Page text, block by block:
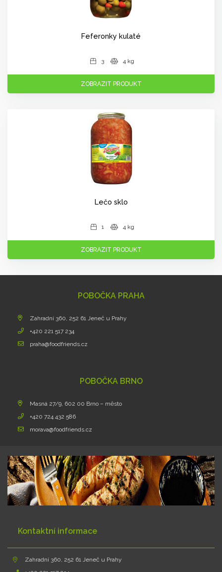
Feferonky kulaté
3 4 kg
ZOBRAZIT PRODUKT
Lečo sklo
1 4 kg
ZOBRAZIT PRODUKT
POBOČKA PRAHA
Zahradní 360, 252 61 Jeneč u Prahy
+420 221 517 234
praha@foodfriends.cz
POBOČKA BRNO
Masná 27/9, 602 00 Brno – město
+420 724 432 586
morava@foodfriends.cz
Kontaktní informace
Zahradní 360, 252 61 Jeneč u Prahy